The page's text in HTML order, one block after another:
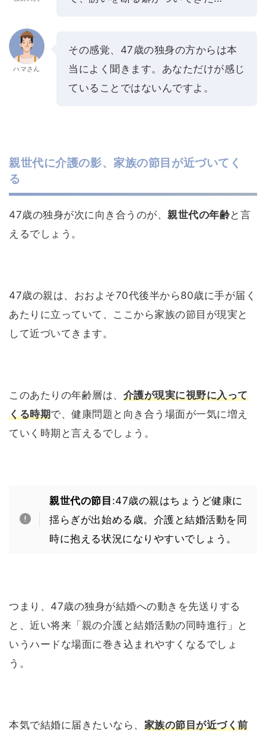
ハマさん
その感覚、47歳の独身の方からは本
当によく聞きます。あなただけが感じ
ていることではないんですよ。
親世代に介護の影、家族の節目が近づいてく
る
47歳の独身が次に向き合うのが、親世代の年齢と言
えるでしょう。
47歳の親は、おおよそ70代後半から80歳に手が届く
あたりに立っていて、ここから家族の節目が現実と
して近づいてきます。
このあたりの年齢層は、 介護が現実に視野に入って
くる時期で、健康問題と向き合う場面が一気に増え
ていく時期と言えるでしょう。
親世代の節目 :47歳の親はちょうど健康に
揺らぎが出始める歳。介護と結婚活動を同
時に抱える状況になりやすいでしょう。
つまり、47歳の独身が結婚への動きを先送りする
と、近い将来「親の介護と結婚活動の同時進行」と
いうハードな場面に巻き込まれやすくなるでしょ
う。
本気で結婚に届きたいなら、 家族の節目が近づく前